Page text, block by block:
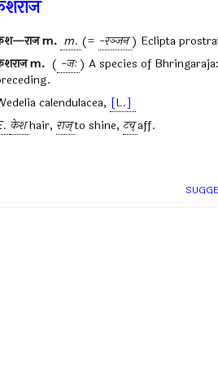
m. m. (= -रञ्जन) Eclipta
m. ( -जः) A species of
calendulacea, [L.]
केशhair, राज्to shine, टच्aff.